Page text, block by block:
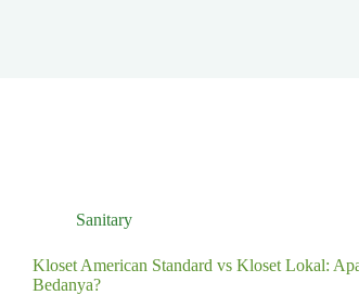
Sanitary
Kloset American Standard vs Kloset Lokal:
Bedanya?